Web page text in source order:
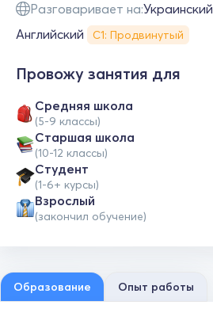
Разговаривает на:Украинский
Английский С1: Продвинутый
Провожу занятия для
Средняя школа
(5-9 классы)
Cтаршая школа
(10-12 классы)
Студент
(1-6+ курсы)
Взрослый
(закончил обучение)
Образование Опыт работы